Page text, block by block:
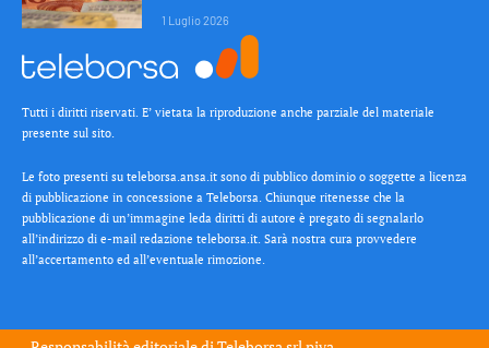
1 Luglio 2026
Tutti i diritti riservati. E’ vietata la riproduzione anche parziale del materiale
presente sul sito.
Le foto presenti su teleborsa.ansa.it sono di pubblico dominio o soggette a licenza
di pubblicazione in concessione a Teleborsa. Chiunque ritenesse che la
pubblicazione di un’immagine leda diritti di autore è pregato di segnalarlo
all’indirizzo di e-mail redazione teleborsa.it. Sarà nostra cura provvedere
all’accertamento ed all’eventuale rimozione.